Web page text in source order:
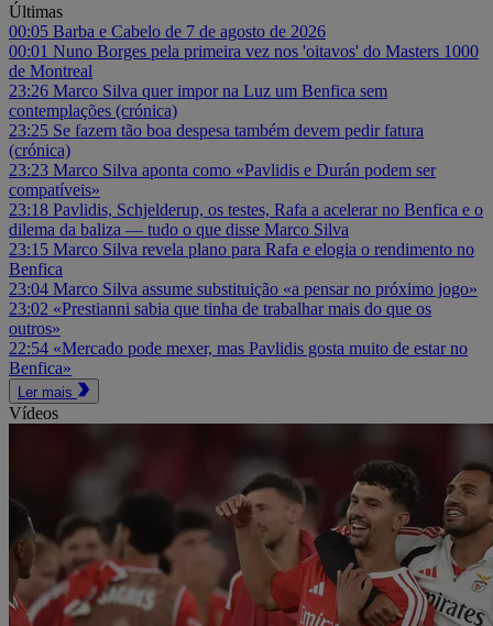
Últimas
00:05 Barba e Cabelo de 7 de agosto de 2026
00:01 Nuno Borges pela primeira vez nos 'oitavos' do Masters 1000
de Montreal
23:26 Marco Silva quer impor na Luz um Benfica sem
contemplações (crónica)
23:25 Se fazem tão boa despesa também devem pedir fatura
(crónica)
23:23 Marco Silva aponta como «Pavlidis e Durán podem ser
compatíveis»
23:18 Pavlidis, Schjelderup, os testes, Rafa a acelerar no Benfica e o
dilema da baliza — tudo o que disse Marco Silva
23:15 Marco Silva revela plano para Rafa e elogia o rendimento no
Benfica
23:04 Marco Silva assume substituição «a pensar no próximo jogo»
23:02 «Prestianni sabia que tinha de trabalhar mais do que os
outros»
22:54 «Mercado pode mexer, mas Pavlidis gosta muito de estar no
Benfica»
Ler mais
Vídeos